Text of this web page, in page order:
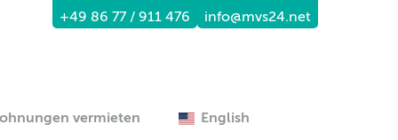
info@mvs24.net
+49 86 77 / 911 476
vermieten English